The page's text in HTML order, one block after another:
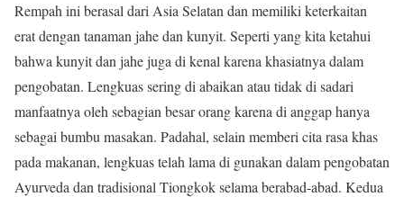
Rempah ini berasal dari Asia Selatan dan memiliki keterkaitan
erat dengan tanaman jahe dan kunyit. Seperti yang kita ketahui
bahwa kunyit dan jahe juga di kenal karena khasiatnya dalam
pengobatan. Lengkuas sering di abaikan atau tidak di sadari
manfaatnya oleh sebagian besar orang karena di anggap hanya
sebagai bumbu masakan. Padahal, selain memberi cita rasa khas
pada makanan, lengkuas telah lama di gunakan dalam pengobatan
Ayurveda dan tradisional Tiongkok selama berabad-abad. Kedua